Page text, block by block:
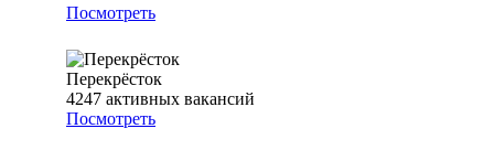
Посмотреть
Перекрёсток
4247 активных вакансий
Посмотреть